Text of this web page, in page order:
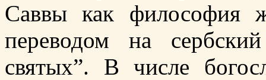
Саввы как философия
переводом на
святых”. В числе